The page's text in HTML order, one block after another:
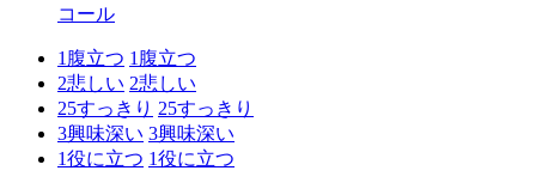
コール
1 腹立つ 1 腹立つ
2悲しい 2悲しい
25すっきり 25すっきり
3興味深い 3興味深い
1役に立つ 1役に立つ